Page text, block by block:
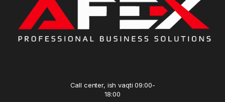
Call center, ish vaqti 09:00-
18:00